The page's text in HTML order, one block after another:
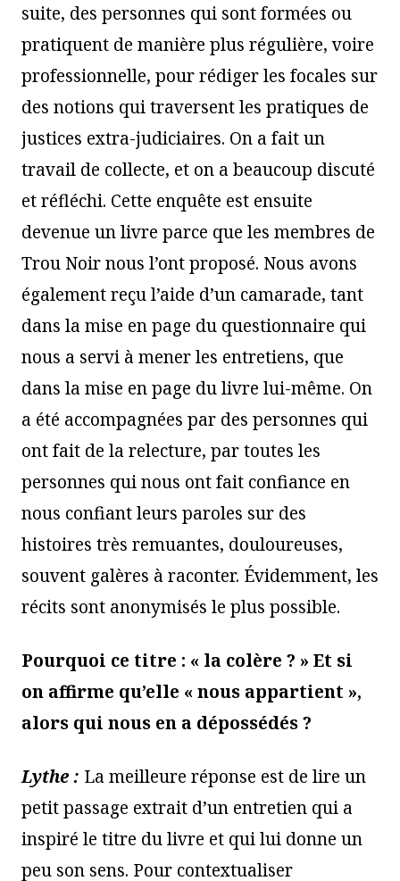
suite, des personnes qui sont formées ou
pratiquent de manière plus régulière, voire
professionnelle, pour rédiger les focales sur
des notions qui traversent les pratiques de
justices extra-judiciaires. On a fait un
travail de collecte, et on a beaucoup discuté
et réfléchi. Cette enquête est ensuite
devenue un livre parce que les membres de
Trou Noir nous l’ont proposé. Nous avons
également reçu l’aide d’un camarade, tant
dans la mise en page du questionnaire qui
nous a servi à mener les entretiens, que
dans la mise en page du livre lui-même. On
a été accompagnées par des personnes qui
ont fait de la relecture, par toutes les
personnes qui nous ont fait confiance en
nous confiant leurs paroles sur des
histoires très remuantes, douloureuses,
souvent galères à raconter. Évidemment, les
récits sont anonymisés le plus possible.
Pourquoi ce titre : « la colère ? » Et si
on affirme qu’elle « nous appartient »,
alors qui nous en a dépossédés ?
Lythe : La meilleure réponse est de lire un
petit passage extrait d’un entretien qui a
inspiré le titre du livre et qui lui donne un
peu son sens. Pour contextualiser